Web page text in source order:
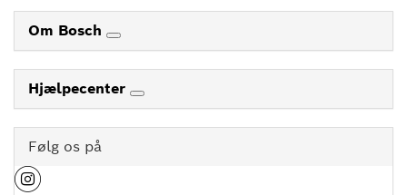
Om Bosch
Hjælpecenter
Følg os på